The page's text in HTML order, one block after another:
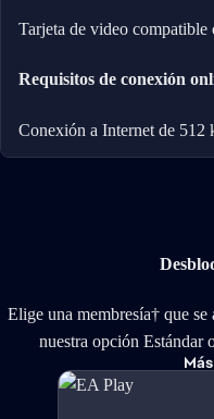
Tarjeta de video compatible
Requisitos de conexión
Conexión a Internet de 512
Elige una membresía† que se
nuestra opción Estándar